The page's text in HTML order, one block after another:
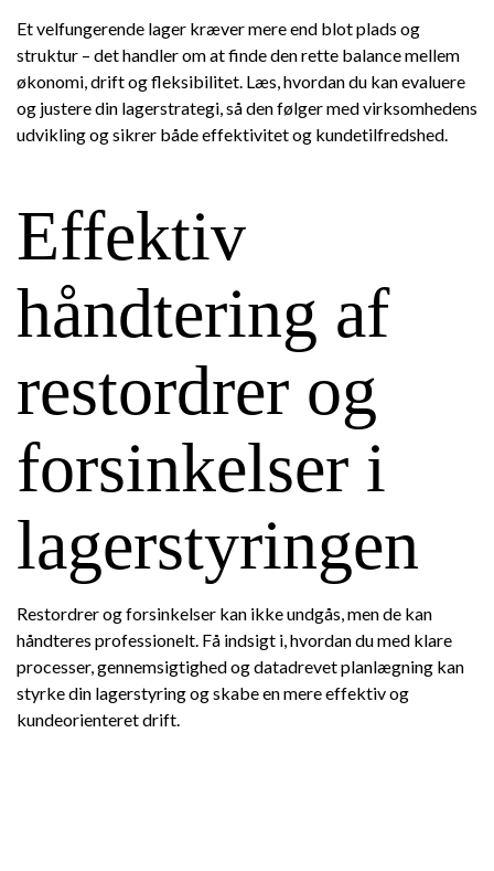
Et velfungerende lager kræver mere end blot plads og
struktur – det handler om at finde den rette balance mellem
økonomi, drift og fleksibilitet. Læs, hvordan du kan evaluere
og justere din lagerstrategi, så den følger med virksomhedens
udvikling og sikrer både effektivitet og kundetilfredshed.
Effektiv
håndtering af
restordrer og
forsinkelser i
lagerstyringen
Restordrer og forsinkelser kan ikke undgås, men de kan
håndteres professionelt. Få indsigt i, hvordan du med klare
processer, gennemsigtighed og datadrevet planlægning kan
styrke din lagerstyring og skabe en mere effektiv og
kundeorienteret drift.